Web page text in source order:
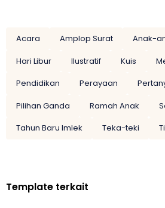
Acara Amplop Surat Anak-
Hari Libur
Ilustratif Kuis
Pendidikan
Perayaan
Pilihan Ganda
Ramah Anak
Tahun Baru Imlek
Teka-teki
Template terkait